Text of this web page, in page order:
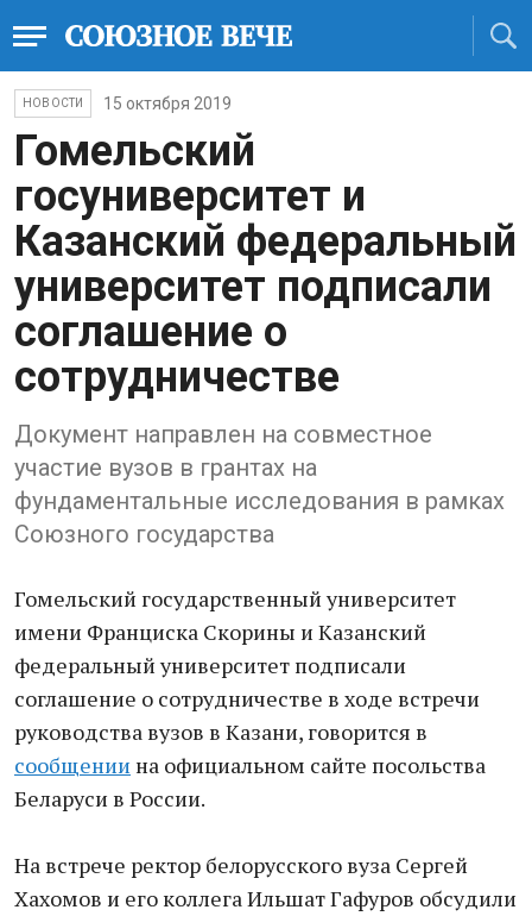
НОВОСТИ 15 октября 2019
Гомельский
госуниверситет и
Казанский федеральный
университет подписали
соглашение о
сотрудничестве
Документ направлен на совместное
участие вузов в грантах на
фундаментальные исследования в рамках
Союзного государства
Гомельский государственный университет
имени Франциска Скорины и Казанский
федеральный университет подписали
соглашение о сотрудничестве в ходе встречи
руководства вузов в Казани, говорится в
сообщении на официальном сайте посольства
Беларуси в России.
На встрече ректор белорусского вуза Сергей
Хахомов и его коллега Ильшат Гафуров обсудили